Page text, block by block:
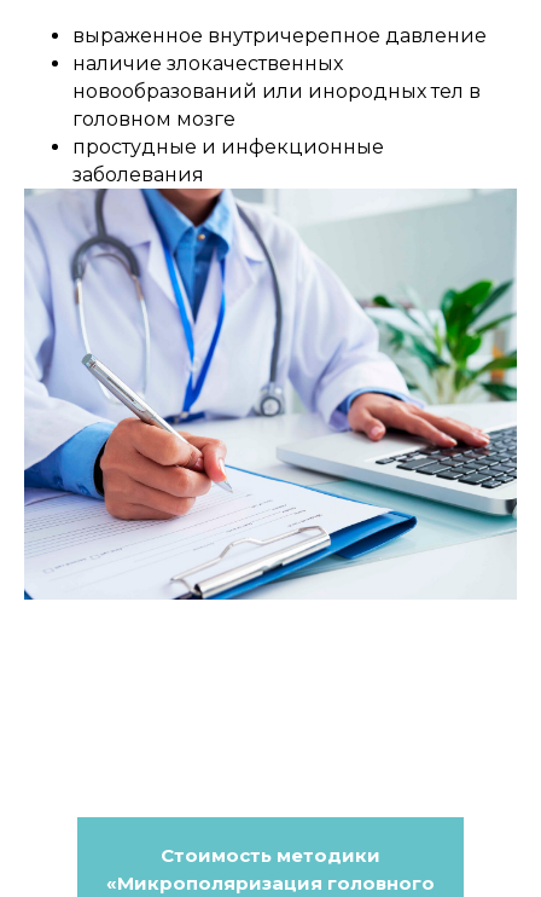
выраженное внутричерепное давление
наличие злокачественных
новообразований или инородных тел в
головном мозге
простудные и инфекционные
заболевания
Стоимость методики
«Микрополяризация головного